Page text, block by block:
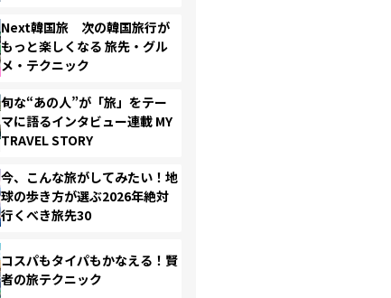
Next韓国旅 次の韓国旅行が
もっと楽しくなる 旅先・グル
メ・テクニック
旬な“あの人”が「旅」をテー
マに語るインタビュー連載 MY
TRAVEL STORY
今、こんな旅がしてみたい！地
球の歩き方が選ぶ2026年絶対
行くべき旅先30
コスパもタイパもかなえる！賢
者の旅テクニック